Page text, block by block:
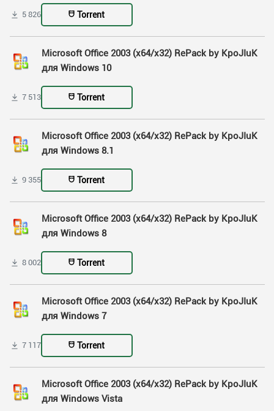
5 826 Torrent
Microsoft Office 2003 (x64/x32) RePack by KpoJIuK
для Windows 10
7 513 Torrent
Microsoft Office 2003 (x64/x32) RePack by KpoJIuK
для Windows 8.1
9 355 Torrent
Microsoft Office 2003 (x64/x32) RePack by KpoJIuK
для Windows 8
8 002 Torrent
Microsoft Office 2003 (x64/x32) RePack by KpoJIuK
для Windows 7
7 117 Torrent
Microsoft Office 2003 (x64/x32) RePack by KpoJIuK
для Windows Vista